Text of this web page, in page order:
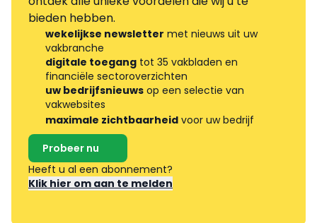
bieden hebben.
wekelijkse newsletter met nieuws uit uw
vakbranche
digitale toegang tot 35 vakbladen en
financiële sectoroverzichten
uw bedrijfsnieuws op een selectie van
vakwebsites
maximale zichtbaarheid voor uw bedrijf
Probeer nu
Heeft u al een abonnement?
Klik hier om aan te melden